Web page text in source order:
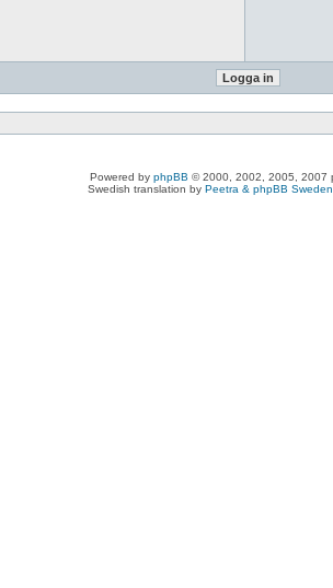
Powered by phpBB © 2000, 2002, 2005, 2007
Swedish translation by Peetra & phpBB Sweden